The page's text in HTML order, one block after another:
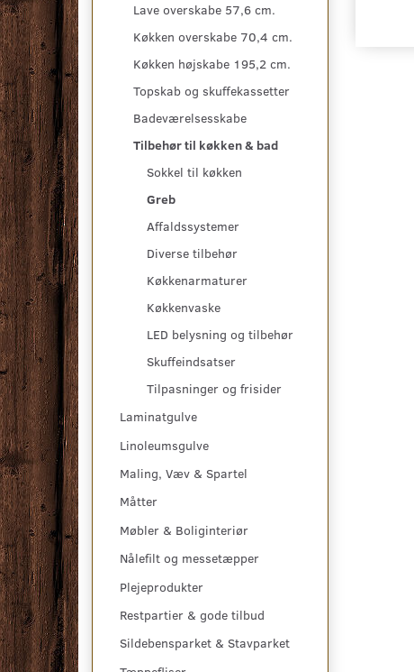
Lave overskabe 57,6 cm.
Køkken overskabe 70,4 cm.
Køkken højskabe 195,2 cm.
Topskab og skuffekassetter
Badeværelsesskabe
Tilbehør til køkken & bad
Sokkel til køkken
Greb
Affaldssystemer
Diverse tilbehør
Køkkenarmaturer
Køkkenvaske
LED belysning og tilbehør
Skuffeindsatser
Tilpasninger og frisider
Laminatgulve
Linoleumsgulve
Maling, Væv & Spartel
Måtter
Møbler & Boliginteriør
Nålefilt og messetæpper
Plejeprodukter
Restpartier & gode tilbud
Sildebensparket & Stavparket